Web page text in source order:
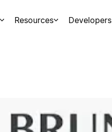
Resources Developers